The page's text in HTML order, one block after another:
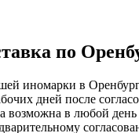
по
иномарки в
дней после
возможна в любой